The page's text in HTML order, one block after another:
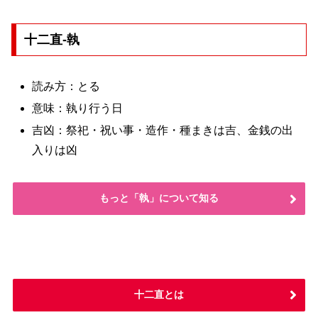
十二直-執
読み方：とる
意味：執り行う日
吉凶：祭祀・祝い事・造作・種まきは吉、金銭の出
入りは凶
もっと「執」について知る
十二直とは